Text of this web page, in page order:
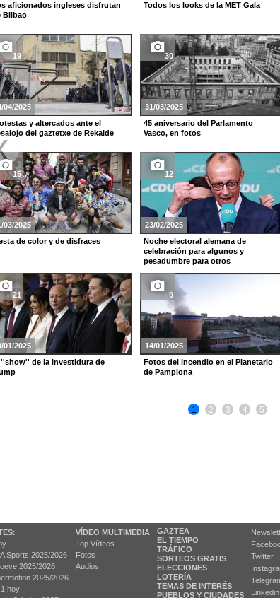
aficionados ingleses disfrutan
Bilbao
Todos los looks de la MET Gala
19
04/2025
y altercados ante el
del gaztetxe de Rekalde
30
31/03/2025
45 aniversario del Parlamento
Vasco, en fotos
15
03/2025
de color y de disfraces
12
23/02/2025
Noche electoral alemana de
celebración para algunos y
pesadumbre para otros
21
01/2025
''show'' de la investidura de
9
14/01/2025
Fotos del incendio en el Planetario
de Pamplona
1 2 3 4 5
Sports 2025/2026
2025/2026
2025/2026
hoy
VÍDEO MULTIMEDIA
Top Vídeos
Fotos
Audios
GAZTEA
EL TIEMPO
TRÁFICO
SORTEOS GRATIS
ELECCIONES
LOTERÍA
TEMAS DE INTERÉS
PUEBLOS Y CIUDADES
Twitter
Linkedin